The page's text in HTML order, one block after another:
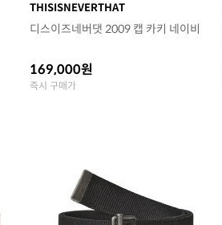
THISISNEVERTHAT
디스이즈네버댓 2009 캡 카키 네이비
169,000원
즉시 구매가